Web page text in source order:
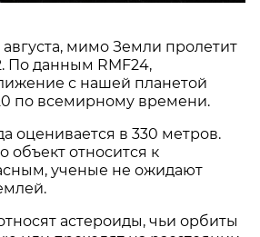
мимо Земли пролетит
По данным RMF24,
с нашей планетой
по всемирному времени.
оценивается в 330 метров.
объект относится к
ученые не ожидают
астероиды, чьи орбиты